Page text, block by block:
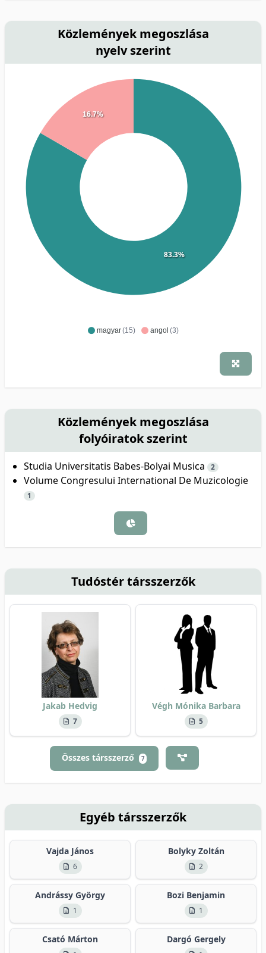
Közlemények megoszlása
nyelv szerint
magyar(15) angol (3)
83.3%
16.7%
Közlemények megoszlása
folyóiratok szerint
Studia Universitatis Babes-Bolyai Musica 2
Volume Congresului International De Muzicologie
1
Tudóstér társszerzők
Jakab Hedvig
7
Végh Mónika Barbara
5
Összes társszerző 7
Egyéb társszerzők
Vajda János
6
Bolyky Zoltán
2
Andrássy György
1
Bozi Benjamin
1
Csató Márton Dargó Gergely